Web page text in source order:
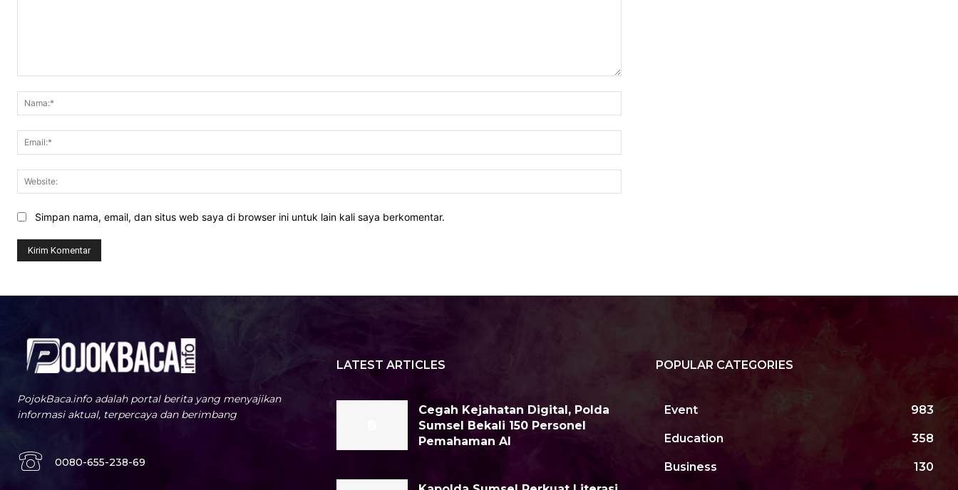
Simpan nama, email, dan situs web saya di browser ini untuk lain kali saya berkomentar.
PojokBaca.info adalah portal berita yang menyajikan
informasi aktual, terpercaya dan berimbang
0080-655-238-69
LATEST ARTICLES
Cegah Kejahatan Digital, Polda
Sumsel Bekali 150 Personel
Pemahaman AI
POPULAR CATEGORIES
Event 983
Education 358
Business 130